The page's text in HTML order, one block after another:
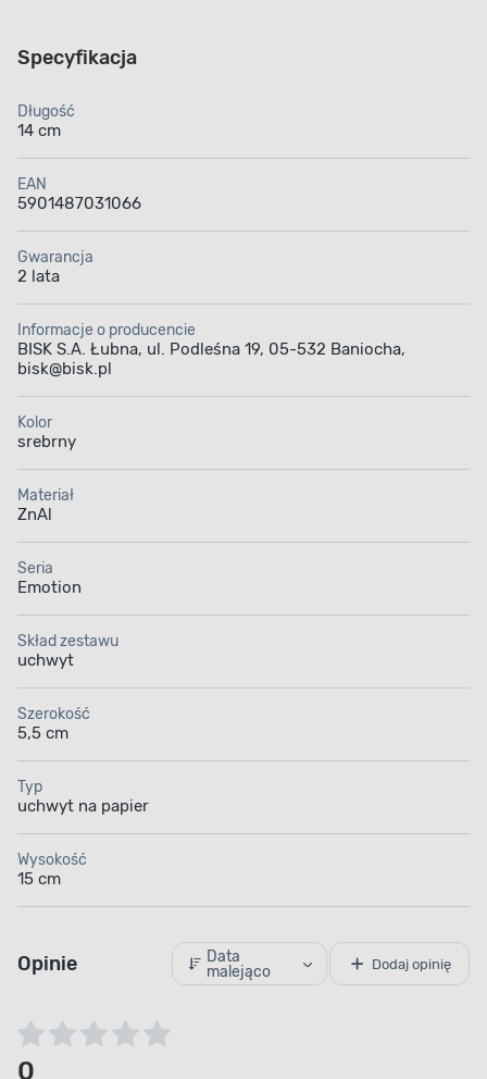
Specyfikacja
Długość
14 cm
EAN
5901487031066
Gwarancja
2 lata
Informacje o producencie
BISK S.A. Łubna, ul. Podleśna 19, 05-532 Baniocha,
bisk@bisk.pl
Kolor
srebrny
Materiał
ZnAl
Seria
Emotion
Skład zestawu
uchwyt
Szerokość
5,5 cm
Typ
uchwyt na papier
Wysokość
15 cm
Opinie
Data
malejąco
Dodaj opinię
0